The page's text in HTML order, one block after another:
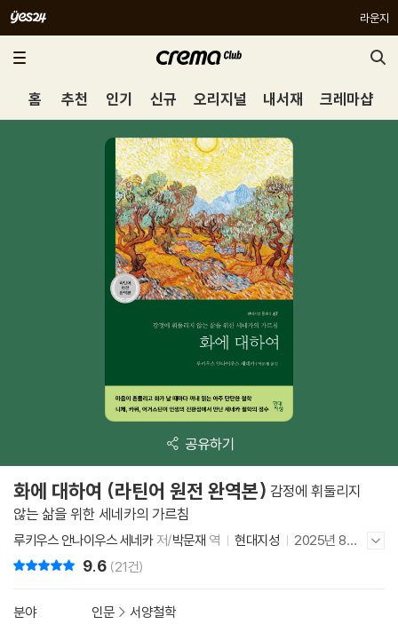
라운지
홈 추천 인기 신규 오리지널 내서재 크레마샵
공유하기
화에 대하여 (라틴어 원전 완역본) 감정에 휘둘리지
않는 삶을 위한 세네카의 가르침
루키우스 안나이우스 세네카저/박문재 역 현대지성
2025년 8월
1일
9.6 (21건)
분야 인문 > 서양철학